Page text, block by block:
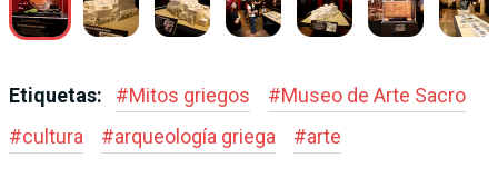
Etiquetas: #Mitos griegos #Museo de Arte Sacro
#cultura #arqueología griega #arte